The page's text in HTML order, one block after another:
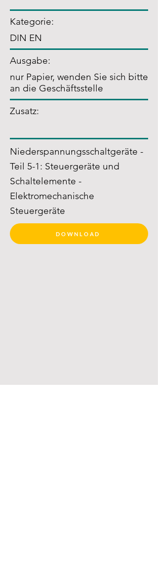
Kategorie:
DIN EN
Ausgabe:
nur Papier, wenden Sie sich bitte
an die Geschäftsstelle
Zusatz:
Niederspannungsschaltgeräte -
Teil 5-1: Steuergeräte und
Schaltelemente -
Elektromechanische
Steuergeräte
DOWNLOAD